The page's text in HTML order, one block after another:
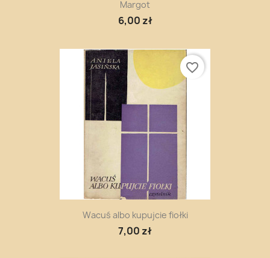
Margot
6,00 zł
Wacuś albo kupujcie fiołki
7,00 zł
favorite_border